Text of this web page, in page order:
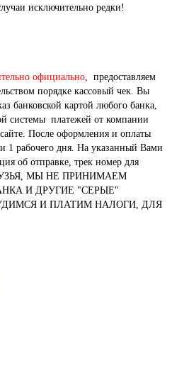
исключительно редки!
официально, предоставляем
порядке кассовый чек. Вы
банковской картой любого банка,
системы платежей от компании
После оформления и оплаты
1 рабочего дня. На указанный Вами
об отправке, трек номер для
МЫ НЕ ПРИНИМАЕМ
И ДРУГИЕ "СЕРЫЕ"
И ПЛАТИМ НАЛОГИ, ДЛЯ